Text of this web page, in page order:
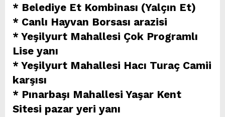
* Belediye Et Kombinası (Yalçın Et)
* Canlı Hayvan Borsası arazisi
* Yeşilyurt Mahallesi Çok Programlı
Lise yanı
* Yeşilyurt Mahallesi Hacı Turaç Camii
karşısı
* Pınarbaşı Mahallesi Yaşar Kent
Sitesi pazar yeri yanı